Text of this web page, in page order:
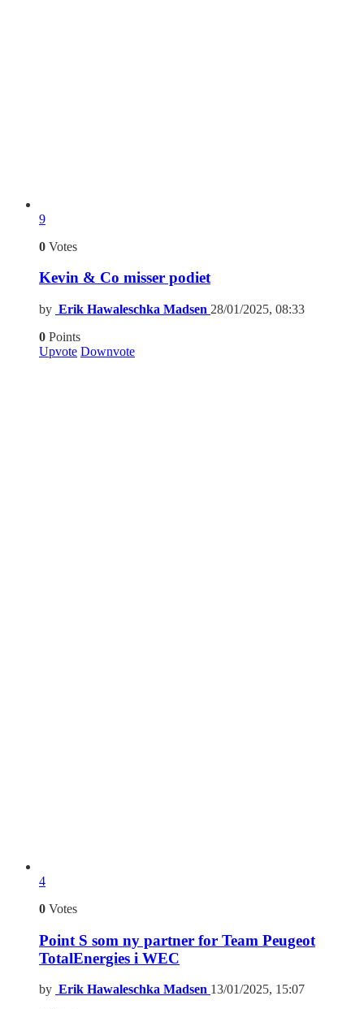
9
0 Votes
Kevin & Co misser podiet
by Erik Hawaleschka Madsen 28/01/2025, 08:33
0 Points
Upvote Downvote
4
0 Votes
Point S som ny partner for Team Peugeot
TotalEnergies i WEC
by Erik Hawaleschka Madsen 13/01/2025, 15:07